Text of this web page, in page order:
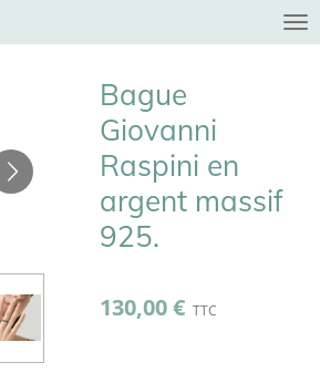
Bague
Giovanni
Raspini en
argent massif
925.
130,00 €